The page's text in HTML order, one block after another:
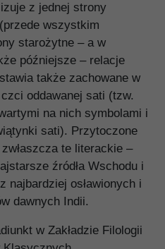
z jednej strony
wszystkim
starożytne – a w
późniejsze – relacje
także zachowane w
oddawanej sati (tzw.
na nich symbolami i
sati). Przytoczone
te literackie –
źródła Wschodu i
najbardziej osławionych i
dawnych Indii.
w Zakładzie Filologii